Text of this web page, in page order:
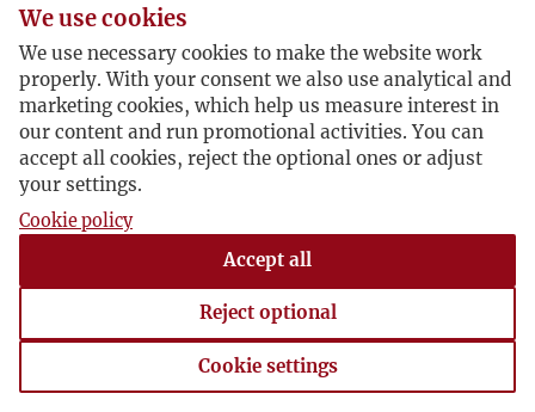
K
L
Ł
M
N
piszą&nbsp;kartkę z Tuluzy, informując, że jest też
z nimi Emeryk i Stanislas ze &quot;Słowa&quot;
[Cat-Mackiewicz], a także Bielecki.
Tuluza, 1939 , Adolf Bocheński
PoJG 08.01 Pruszyński X
Adolf Bocheński pisze o swej drodze we wrześniu
1939 roku z Warszawy do Budapesztu.
1939-09 , Adolf Bocheński
We use cookies
We use necessary cookies to make the website work
properly. With your consent we also use analytical and
marketing cookies, which help us measure interest in
our content and run promotional activities. You can
accept all cookies, reject the optional ones or adjust
your settings.
Cookie policy
Accept all
Reject optional
Cookie settings
Cookie settings